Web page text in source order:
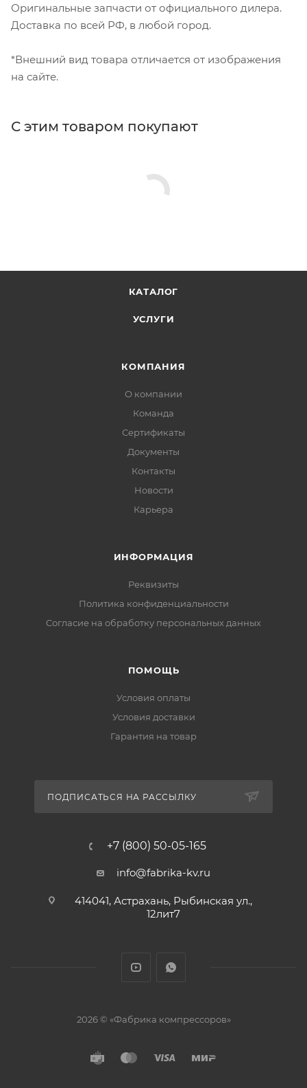
Оригинальные запчасти от официального дилера.
Доставка по всей РФ, в любой город.
*Внешний вид товара отличается от изображения
на сайте.
С этим товаром покупают
КАТАЛОГ
УСЛУГИ
КОМПАНИЯ
О компании
Команда
Сертификаты
Документы
Контакты
Новости
Карьера
ИНФОРМАЦИЯ
Реквизиты
Политика конфиденциальности
Cогласие на обработку персональных данных
ПОМОЩЬ
Условия оплаты
Условия доставки
Гарантия на товар
ПОДПИСАТЬСЯ НА РАССЫЛКУ
+7 (800) 50-05-165
info@fabrika-kv.ru
414041, Астрахань, Рыбинская ул.,
12лит7
2026 © «Фабрика компрессоров»